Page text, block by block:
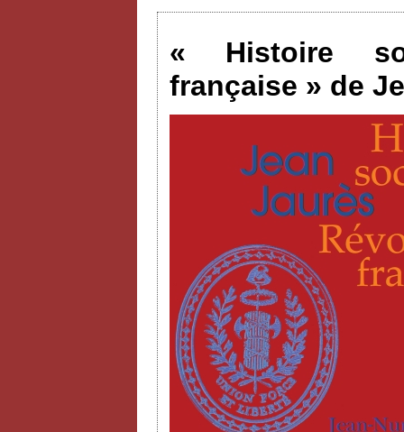
« Histoire
française » de